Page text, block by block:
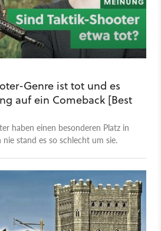
Genre ist tot und es
auf ein Comeback [Best
haben einen besonderen Platz in
stand es so schlecht um sie.